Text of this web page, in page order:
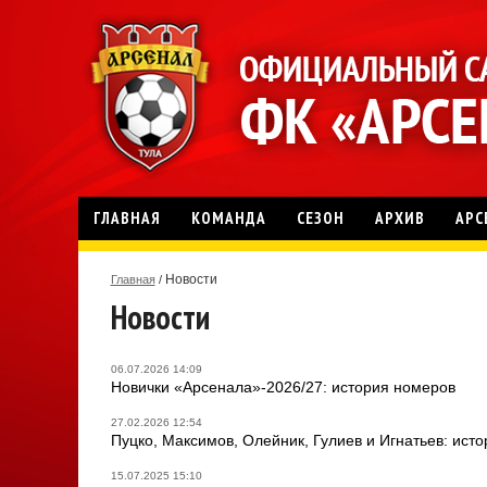
ГЛАВНАЯ КОМАНДА СЕЗОН АРХИВ
Главная /Новости
Новости
06.07.2026 14:09
Новички «Арсенала»-2026/27: история номеров
27.02.2026 12:54
Пуцко, Максимов, Олейник, Гулиев и Игнатьев:
15.07.2025 15:10